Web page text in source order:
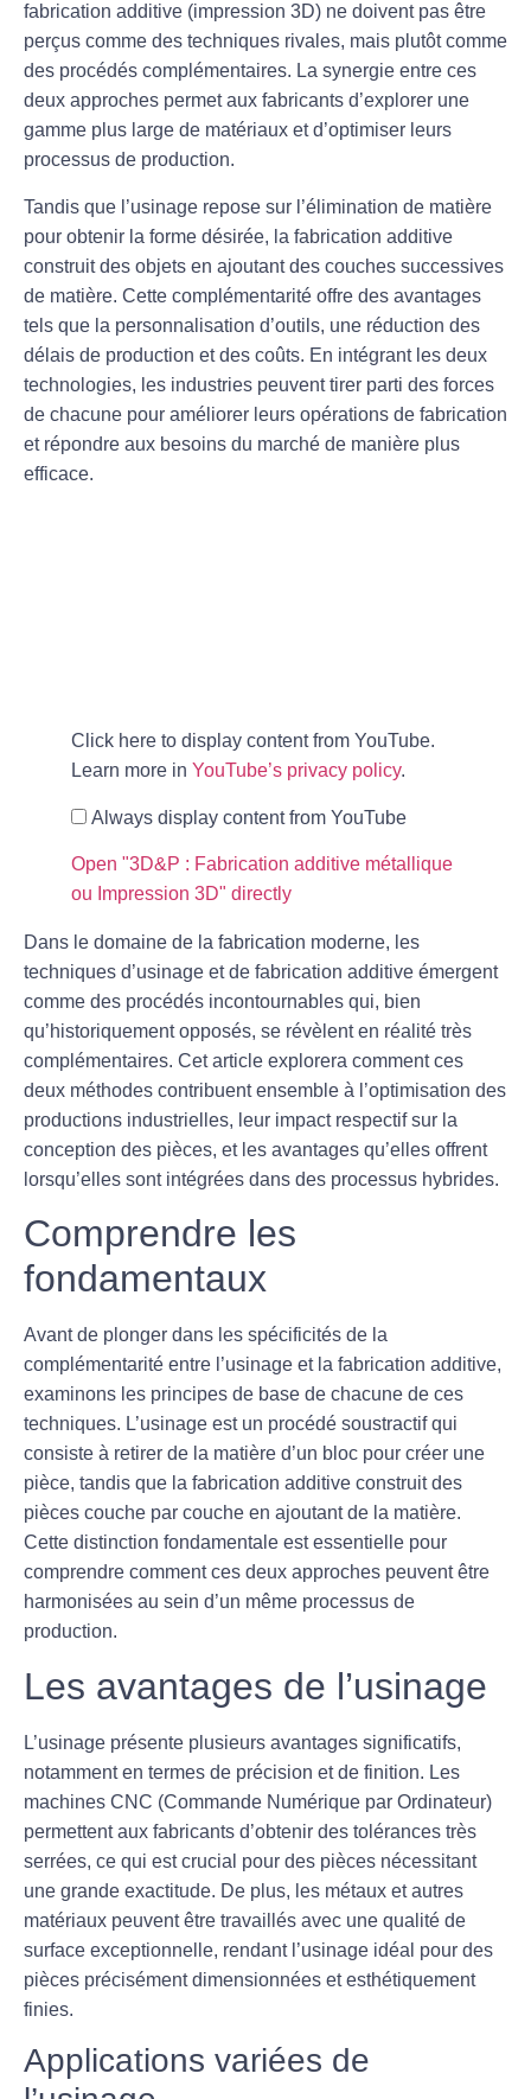
fabrication additive (impression 3D) ne doivent pas être
perçus comme des techniques rivales, mais plutôt comme
des procédés complémentaires. La synergie entre ces
deux approches permet aux fabricants d’explorer une
gamme plus large de matériaux et d’optimiser leurs
processus de production.
Tandis que l’usinage repose sur l’élimination de matière
pour obtenir la forme désirée, la fabrication additive
construit des objets en ajoutant des couches successives
de matière. Cette complémentarité offre des avantages
tels que la personnalisation d’outils, une réduction des
délais de production et des coûts. En intégrant les deux
technologies, les industries peuvent tirer parti des forces
de chacune pour améliorer leurs opérations de fabrication
et répondre aux besoins du marché de manière plus
efficace.
Click here to display content from YouTube.
Learn more in YouTube’s privacy policy.
Always display content from YouTube
Open "3D&P : Fabrication additive métallique
ou Impression 3D" directly
Dans le domaine de la fabrication moderne, les
techniques d’usinage et de fabrication additive émergent
comme des procédés incontournables qui, bien
qu’historiquement opposés, se révèlent en réalité très
complémentaires. Cet article explorera comment ces
deux méthodes contribuent ensemble à l’optimisation des
productions industrielles, leur impact respectif sur la
conception des pièces, et les avantages qu’elles offrent
lorsqu’elles sont intégrées dans des processus hybrides.
Comprendre les
fondamentaux
Avant de plonger dans les spécificités de la
complémentarité entre l’usinage et la fabrication additive,
examinons les principes de base de chacune de ces
techniques. L’usinage est un procédé soustractif qui
consiste à retirer de la matière d’un bloc pour créer une
pièce, tandis que la fabrication additive construit des
pièces couche par couche en ajoutant de la matière.
Cette distinction fondamentale est essentielle pour
comprendre comment ces deux approches peuvent être
harmonisées au sein d’un même processus de
production.
Les avantages de l’usinage
L’usinage présente plusieurs avantages significatifs,
notamment en termes de précision et de finition. Les
machines CNC (Commande Numérique par Ordinateur)
permettent aux fabricants d’obtenir des tolérances très
serrées, ce qui est crucial pour des pièces nécessitant
une grande exactitude. De plus, les métaux et autres
matériaux peuvent être travaillés avec une qualité de
surface exceptionnelle, rendant l’usinage idéal pour des
pièces précisément dimensionnées et esthétiquement
finies.
Applications variées de